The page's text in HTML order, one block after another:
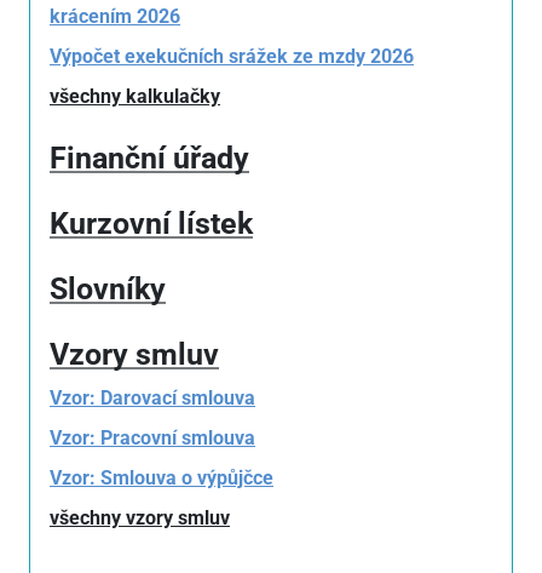
krácením 2026
Výpočet exekučních srážek ze mzdy 2026
všechny kalkulačky
Finanční úřady
Kurzovní lístek
Slovníky
Vzory smluv
Vzor: Darovací smlouva
Vzor: Pracovní smlouva
Vzor: Smlouva o výpůjčce
všechny vzory smluv